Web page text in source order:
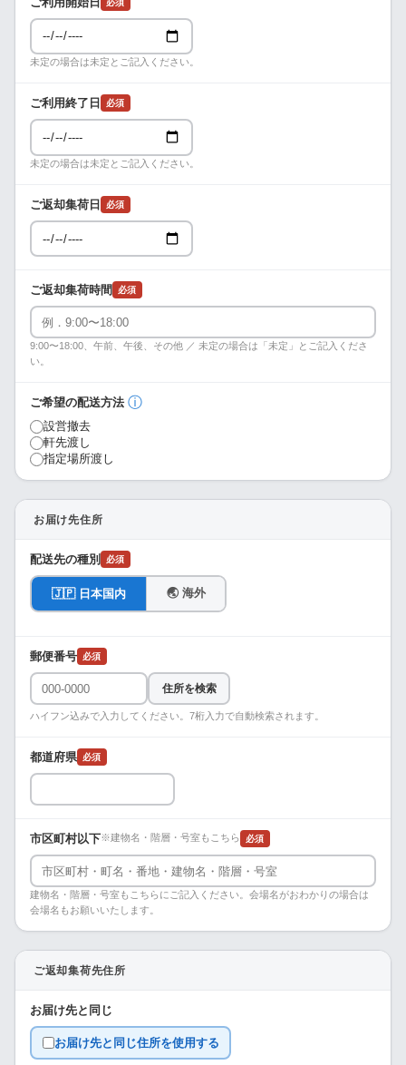
未定の場合は未定とご記入ください。
ご利用終了日 必須
未定の場合は未定とご記入ください。
ご返却集荷日 必須
ご返却集荷時間 必須
9:00〜18:00、午前、午後、その他 ／ 未定の場合は「未定」とご記入くださ
い。
ご希望の配送方法 ⓘ
設営撤去
軒先渡し
指定場所渡し
お届け先住所
配送先の種別 必須
🇯🇵 日本国内 🌏 海外
郵便番号 必須
住所を検索
ハイフン込みで入力してください。7桁入力で自動検索されます。
都道府県 必須
市区町村以下※建物名・階層・号室もこちら 必須
建物名・階層・号室もこちらにご記入ください。会場名がおわかりの場合は
会場名もお願いいたします。
ご返却集荷先住所
お届け先と同じ
お届け先と同じ住所を使用する